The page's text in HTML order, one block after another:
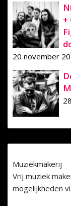
+
20 november
Muziekmakerij
Vrij muziek
mogelijkheden